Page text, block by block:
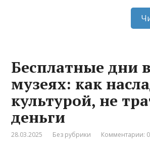
Бесплатные дни в
музеях: как
культурой, не
деньги
28.03.2025 Без рубрики Комментарии: 0